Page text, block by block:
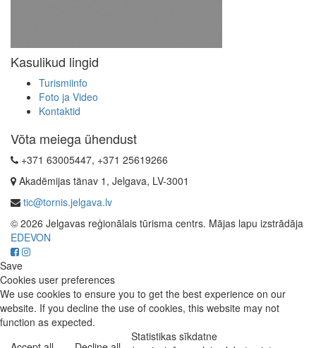
Kasulikud lingid
Turismiinfo
Foto ja Video
Kontaktid
Võta meiega ühendust
+371 63005447, +371 25619266
Akadēmijas tänav 1, Jelgava, LV-3001
tic@tornis.jelgava.lv
© 2026 Jelgavas reģionālais tūrisma centrs. Mājas lapu izstrādāja
EDEVON
Save
Cookies user preferences
We use cookies to ensure you to get the best experience on our
website. If you decline the use of cookies, this website may not
function as expected.
Statistikas sīkdatne